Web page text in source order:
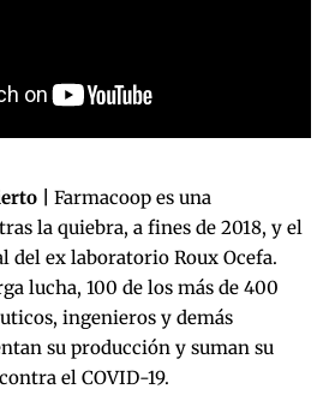
|
Farmacoop es una
la quiebra, a fines de 2018, y el
del ex laboratorio Roux Ocefa.
lucha, 100 de los más de 400
ingenieros y demás
su producción y suman su
el COVID-19.